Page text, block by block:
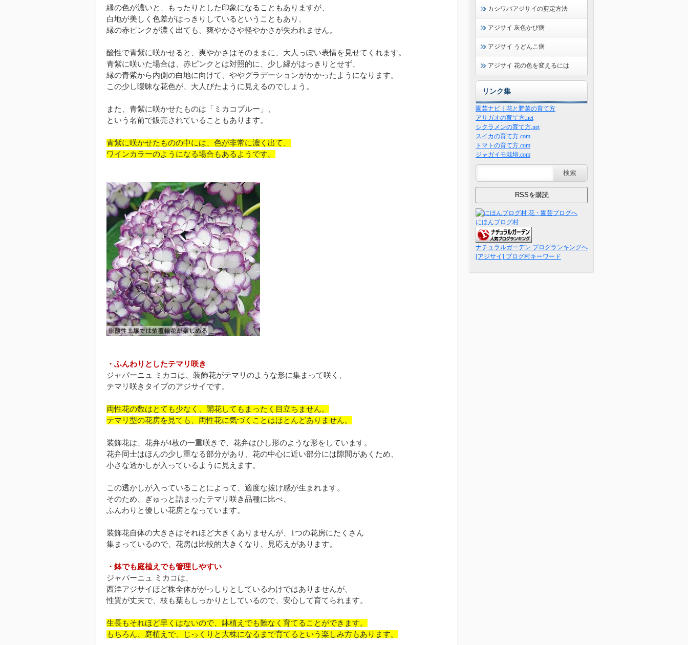
縁の色が濃いと、もったりとした印象になることもありますが、
白地が美しく色差がはっきりしているということもあり、
縁の赤ピンクが濃く出ても、爽やかさや軽やかさが失われません。
酸性で青紫に咲かせると、爽やかさはそのままに、大人っぽい表情を見せてくれます。
青紫に咲いた場合は、赤ピンクとは対照的に、少し縁がはっきりとせず、
縁の青紫から内側の白地に向けて、ややグラデーションがかかったようになります。
この少し曖昧な花色が、大人びたように見えるのでしょう。
また、青紫に咲かせたものは「ミカコブルー」、
という名前で販売されていることもあります。
青紫に咲かせたものの中には、色が非常に濃く出て、
ワインカラーのようになる場合もあるようです。
・ふんわりとしたテマリ咲き
ジャパーニュ ミカコは、装飾花がテマリのような形に集まって咲く、
テマリ咲きタイプのアジサイです。
両性花の数はとても少なく、開花してもまったく目立ちません。
テマリ型の花房を見ても、両性花に気づくことはほとんどありません。
装飾花は、花弁が4枚の一重咲きで、花弁はひし形のような形をしています。
花弁同士はほんの少し重なる部分があり、花の中心に近い部分には隙間があくため、
小さな透かしが入っているように見えます。
この透かしが入っていることによって、適度な抜け感が生まれます。
そのため、ぎゅっと詰まったテマリ咲き品種に比べ、
ふんわりと優しい花房となっています。
装飾花自体の大きさはそれほど大きくありませんが、1つの花房にたくさん
集まっているので、花房は比較的大きくなり、見応えがあります。
・鉢でも庭植えでも管理しやすい
ジャパーニュ ミカコは、
西洋アジサイほど株全体ががっしりとしているわけではありませんが、
性質が丈夫で、枝も葉もしっかりとしているので、安心して育てられます。
生長もそれほど早くはないので、鉢植えでも難なく育てることができます。
もちろん、庭植えで、じっくりと大株になるまで育てるという楽しみ方もあります。
カシワバアジサイの剪定方法
アジサイ 灰色かび病
アジサイ うどんこ病
アジサイ 花の色を変えるには
リンク集
園芸ナビ｜花と野菜の育て方
アサガオの育て方.net
シクラメンの育て方.net
スイカの育て方.com
トマトの育て方.com
ジャガイモ栽培.com
にほんブログ村
ナチュラルガーデン ブログランキングへ
[アジサイ] ブログ村キーワード